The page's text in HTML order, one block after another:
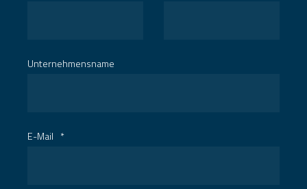
Unternehmensname
E-Mail *